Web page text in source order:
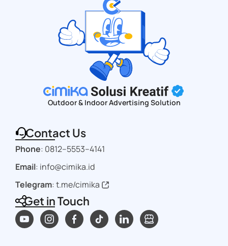
Outdoor & Indoor Advertising Solution
Contact Us
Phone: 0812–5553–4141
Email: info@cimika.id
Telegram:t.me/cimika
Get in Touch